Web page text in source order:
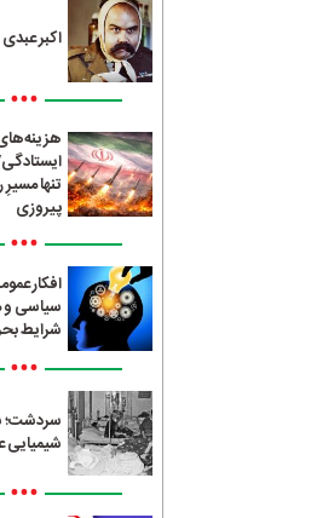
اکبر
•••
تنها
پیروزی
•••
افکار
سیاسی و
شرایط
•••
سردشت؛
شیمیایی
•••